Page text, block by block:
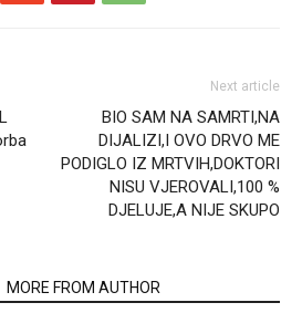
Next article
BIO SAM NA SAMRTI,NA
DIJALIZI,I OVO DRVO ME
PODIGLO IZ MRTVIH,DOKTORI
NISU VJEROVALI,100 %
DJELUJE,A NIJE SKUPO
MORE FROM AUTHOR